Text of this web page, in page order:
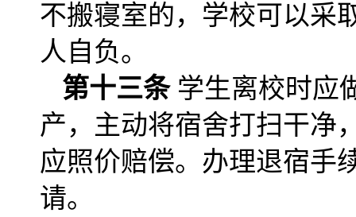
不搬寝室的，学校可以采
人自负。
第十三条 学生离校时应
产，主动将宿舍打扫干净
应照价赔偿。办理退宿手
请。